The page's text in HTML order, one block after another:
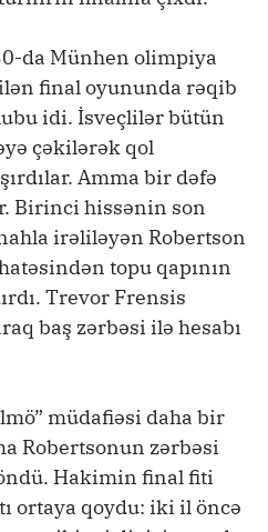
da Münhen olimpiya
final oyununda rəqib
idi. İsveçlilər bütün
çəkilərək qol
Amma bir dəfə
Birinci hissənin son
irəliləyən Robertson
topu qapının
Trevor Frensis
baş zərbəsi ilə hesabı
müdafiəsi daha bir
Robertsonun zərbəsi
Hakimin final fiti
ortaya qoydu: iki il öncə